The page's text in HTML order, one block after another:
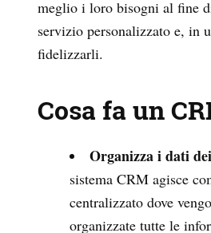
meglio i loro bisogni al fine
servizio personalizzato e, in
fidelizzarli.
Cosa fa un
Organizza i dati
sistema CRM agisce
centralizzato dove
organizzate tutte le